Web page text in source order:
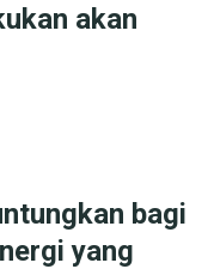
akan
bagi
yang